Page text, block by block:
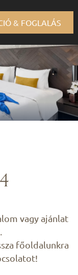
& FOGLALÁS
vagy ajánlat
főoldalunkra